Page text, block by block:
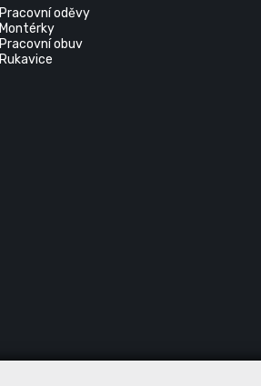
Pracovní oděvy
Montérky
Pracovní obuv
Rukavice